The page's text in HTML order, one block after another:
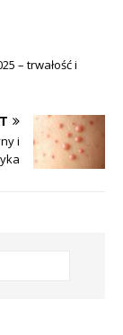
– trwałość i
i